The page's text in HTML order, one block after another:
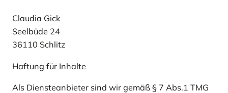
Claudia Gick
Seelbüde 24
36110 Schlitz
Haftung für Inhalte
Als Diensteanbieter sind wir gemäß § 7 Abs.1 TMG